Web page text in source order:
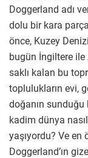
Doggerland adı
dolu bir kara
önce, Kuzey
bugün İngiltere ile
saklı kalan bu
toplulukların evi,
doğanın sunduğu
kadim dünya
yaşıyordu? Ve en
Doggerland’ın